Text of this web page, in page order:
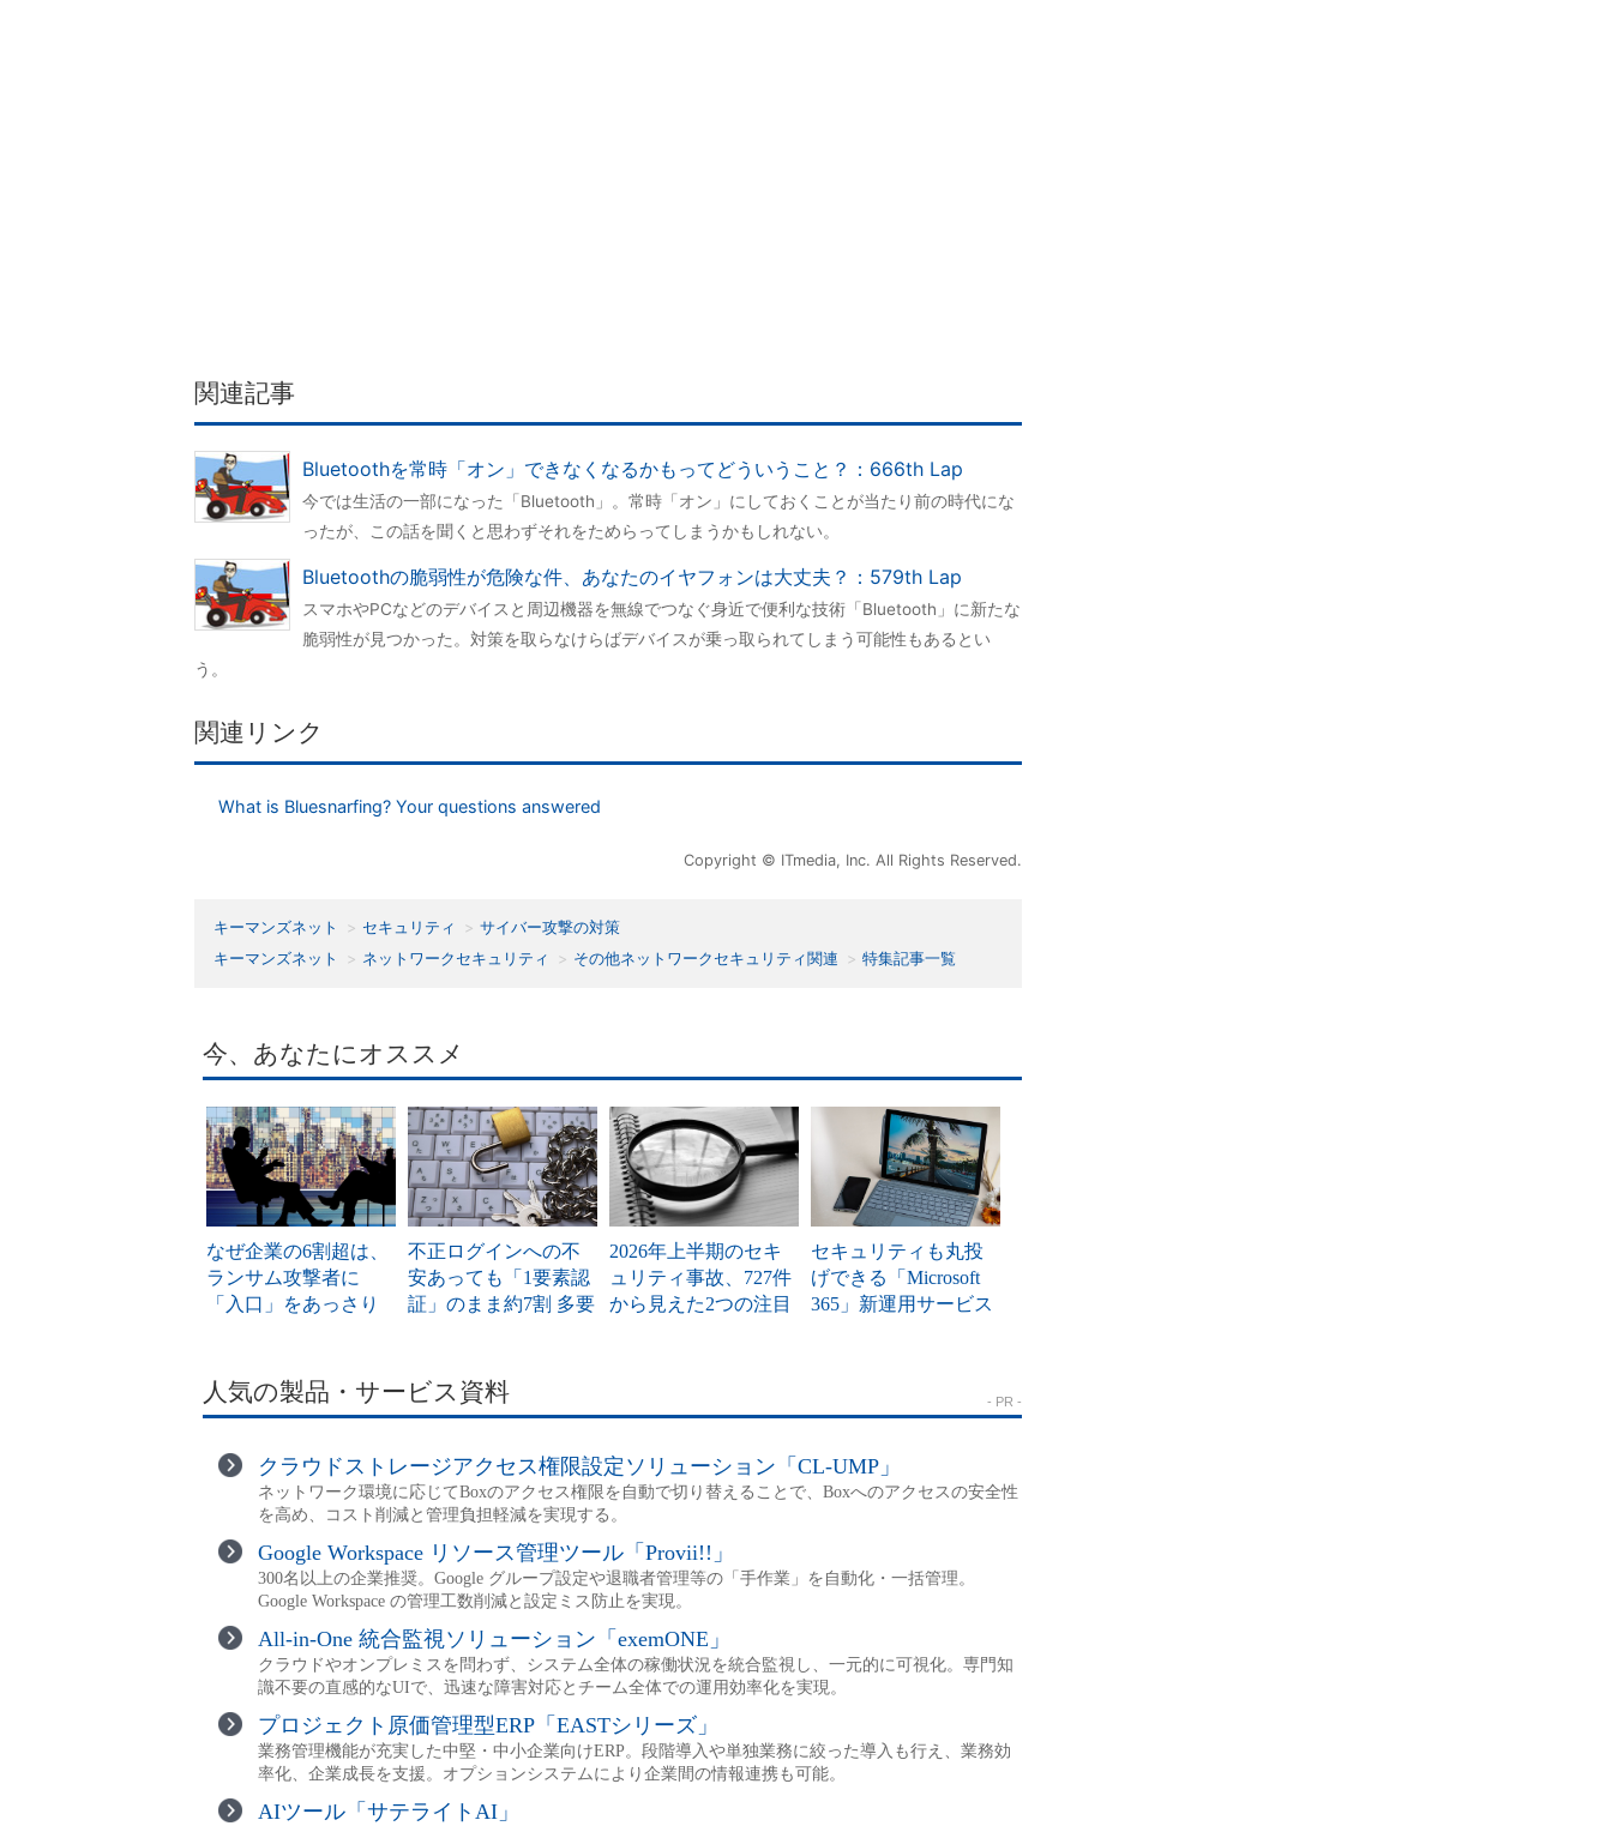
関連記事
Bluetoothを常時「オン」できなくなるかもってどういうこと？：666th Lap
今では生活の一部になった「Bluetooth」。常時「オン」にしておくことが当たり前の時代にな
ったが、この話を聞くと思わずそれをためらってしまうかもしれない。
Bluetoothの脆弱性が危険な件、あなたのイヤフォンは大丈夫？：579th Lap
スマホやPCなどのデバイスと周辺機器を無線でつなぐ身近で便利な技術「Bluetooth」に新たな
脆弱性が見つかった。対策を取らなけらばデバイスが乗っ取られてしまう可能性もあるとい
う。
関連リンク
What is Bluesnarfing? Your questions answered
Copyright © ITmedia, Inc. All Rights Reserved.
キーマンズネット セキュリティ
サイバー攻撃の対策
キーマンズネット
ネットワークセキュリティ その他ネットワークセキュリティ関連 特集記事一覧